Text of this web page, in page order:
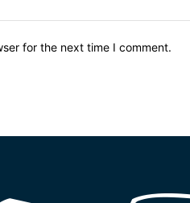
for the next time I comment.